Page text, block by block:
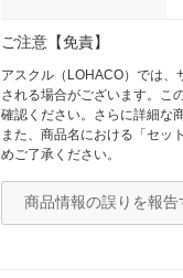
ご注意【免責】
アスクル（LOHACO）では
される場合がございます。こ
確認ください。さらに詳細な
また、商品名における「セッ
めご了承ください。
商品情報の誤りを報告